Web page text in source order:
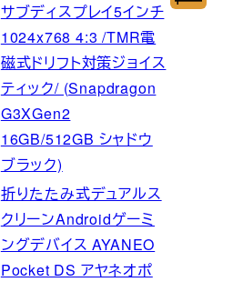
サブディスプレイ5インチ
1024x768 4:3 /TMR電
磁式ドリフト対策ジョイス
ティック/ (Snapdragon
G3XGen2
16GB/512GB シャドウ
ブラック)
折りたたみ式デュアルス
クリーンAndroidゲーミ
ングデバイス AYANEO
Pocket DS アヤネオポ